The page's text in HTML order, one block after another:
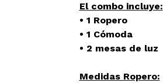
El combo incluye:
• 1 Ropero
• 1 Cómoda
• 2 mesas de luz
Medidas Ropero: